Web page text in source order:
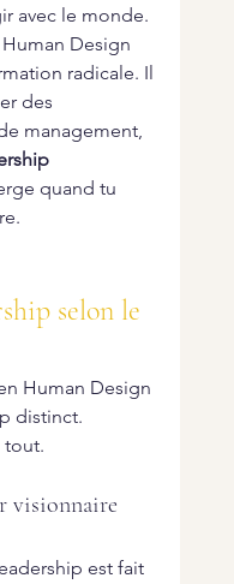
avec le monde.
Design
radicale. Il
des
management,
quand tu
selon le
Human Design
distinct.
tout.
visionnaire
est fait